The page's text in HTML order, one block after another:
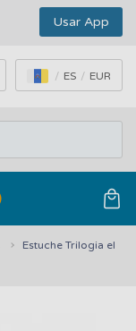
Usar App
ES EUR
Estuche Trilogia el